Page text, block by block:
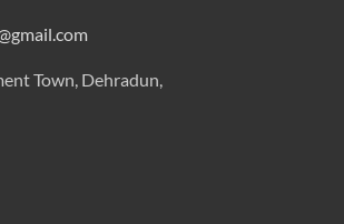
Town, Dehradun,